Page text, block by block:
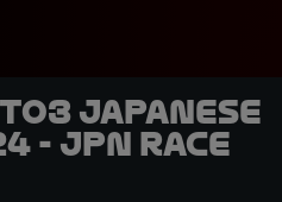
Japanese
- JPN RACE